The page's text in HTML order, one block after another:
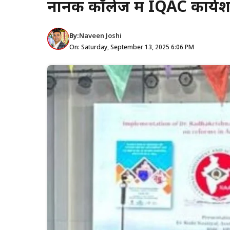
नानक कॉलेज में IQAC
By:Naveen Joshi
On: Saturday, September 13, 2025 6:06 PM